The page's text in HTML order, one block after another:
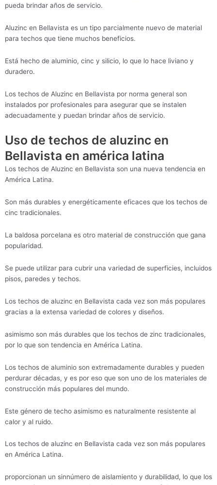
pueda brindar años de servicio.
Aluzinc en Bellavista es un tipo parcialmente nuevo de material
para techos que tiene muchos beneficios.
Está hecho de aluminio, cinc y silicio, lo que lo hace liviano y
duradero.
Los techos de Aluzinc en Bellavista por norma general son
instalados por profesionales para asegurar que se instalen
adecuadamente y puedan brindar años de servicio.
Uso de techos de aluzinc en
Bellavista en américa latina
Los techos de Aluzinc en Bellavista son una nueva tendencia en
América Latina.
Son más durables y energéticamente eficaces que los techos de
cinc tradicionales.
La baldosa porcelana es otro material de construcción que gana
popularidad.
Se puede utilizar para cubrir una variedad de superficies, incluidos
pisos, paredes y techos.
Los techos de aluzinc en Bellavista cada vez son más populares
gracias a la extensa variedad de colores y diseños.
asimismo son más durables que los techos de zinc tradicionales,
por lo que son tendencia en América Latina.
Los techos de aluminio son extremadamente durables y pueden
perdurar décadas, y es por eso que son uno de los materiales de
construcción más populares del mundo.
Este género de techo asimismo es naturalmente resistente al
calor y al ruido.
Los techos de aluzinc en Bellavista cada vez son más populares
en América Latina.
proporcionan un sinnúmero de aislamiento y durabilidad, lo que los